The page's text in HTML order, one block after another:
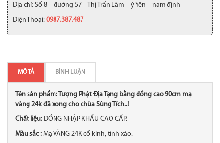
Địa chỉ: Số 8 – đường 57 – Thị Trấn Lâm – ý Yên – nam định
Điện Thoại: 0987.387.487
MÔ TẢ BÌNH LUẬN
Tên sản phẩm: Tượng Phật Địa Tạng bằng đồng cao 90cm mạ
vàng 24k đã xong cho chùa Sùng Tích..!
Chất liệu: ĐỒNG NHẬP KHẨU CAO CẤP.
Màu sắc : Mạ VÀNG 24K cổ kính, tinh xảo.